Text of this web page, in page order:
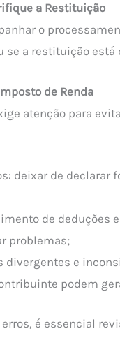
a Restituição
o
se a restituição está
de Renda
atenção para
deixar de declarar
de deduções
problemas;
divergentes e
podem
é essencial